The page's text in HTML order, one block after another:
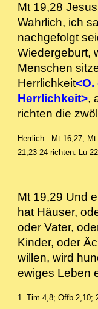
Mt 19,28
Wahrlich, ich
nachgefolgt
Wiedergeburt,
Menschen
Herrlichkeit
Herrlichkeit>,
richten die
Herrlich.: Mt 16,27;
21,23-24 richten: Lu
Mt 19,29 Und
hat Häuser,
oder Vater,
Kinder, oder
willen, wird
ewiges
1. Tim 4,8; Offb 2,10;